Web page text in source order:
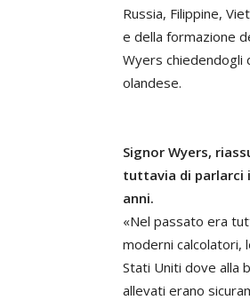
Russia, Filippine,
e della formazione
Wyers chiedendogli
olandese.
Signor Wyers,
tuttavia di parlarci
anni.
«Nel passato era
moderni calcolatori,
Stati Uniti dove alla
allevati erano